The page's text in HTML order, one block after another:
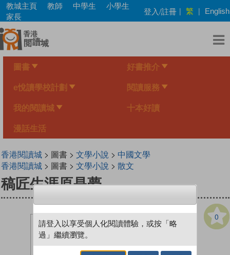
Skip
main
content
教城主頁 教師 中學生
小學生
家長
登入/註冊 | 繁 | English
圖書 好書推介
e悅讀學校計劃 閱讀服務
我的閱讀城 十本好讀
漫話生活
香港閱讀城> 圖書 > 文學小說 > 中國文學
香港閱讀城> 圖書 > 文學小說 > 散文
稿匠生涯原是夢
0
請登入以享受個人化閱讀體驗，或按「略
過」繼續瀏覽。